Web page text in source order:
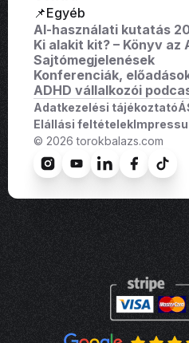
📌Egyéb
AI-használati kutatás
Ki alakit kit? – Könyv az
Sajtómegjelenések
Konferenciák,
ADHD vállalkozói
Adatkezelési tájékoztató
Elállási feltételek
© 2026 torokbalazs.com